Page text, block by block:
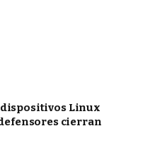
Linux
cierran